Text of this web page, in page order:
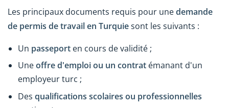
Les principaux documents requis pour unedemande
de permis de travail en Turquiesont les suivants :
Un passeport en cours de validité ;
Uneoffre d'emploi ou un contrat émanant d'un
employeur turc ;
Des qualifications scolaires ou professionnelles